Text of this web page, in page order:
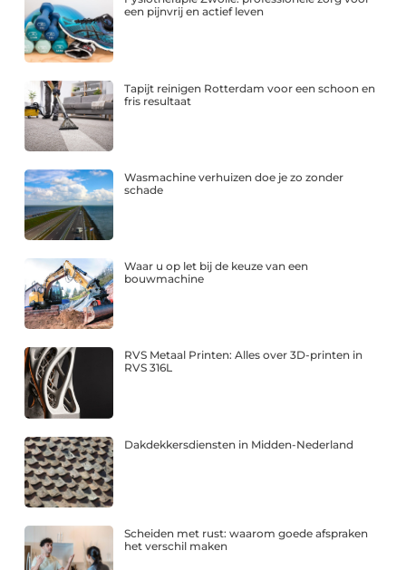
een pijnvrij en actief leven
Tapijt reinigen Rotterdam voor een schoon en
fris resultaat
Wasmachine verhuizen doe je zo zonder
schade
Waar u op let bij de keuze van een
bouwmachine
RVS Metaal Printen: Alles over 3D-printen in
RVS 316L
Dakdekkersdiensten in Midden-Nederland
Scheiden met rust: waarom goede afspraken
het verschil maken